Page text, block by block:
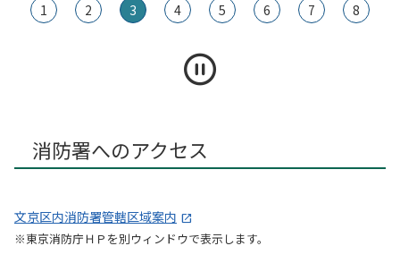
1 2 3 4 5 6 7 8
消防署へのアクセス
文京区内消防署管轄区域案内
※東京消防庁ＨＰを別ウィンドウで表示します。